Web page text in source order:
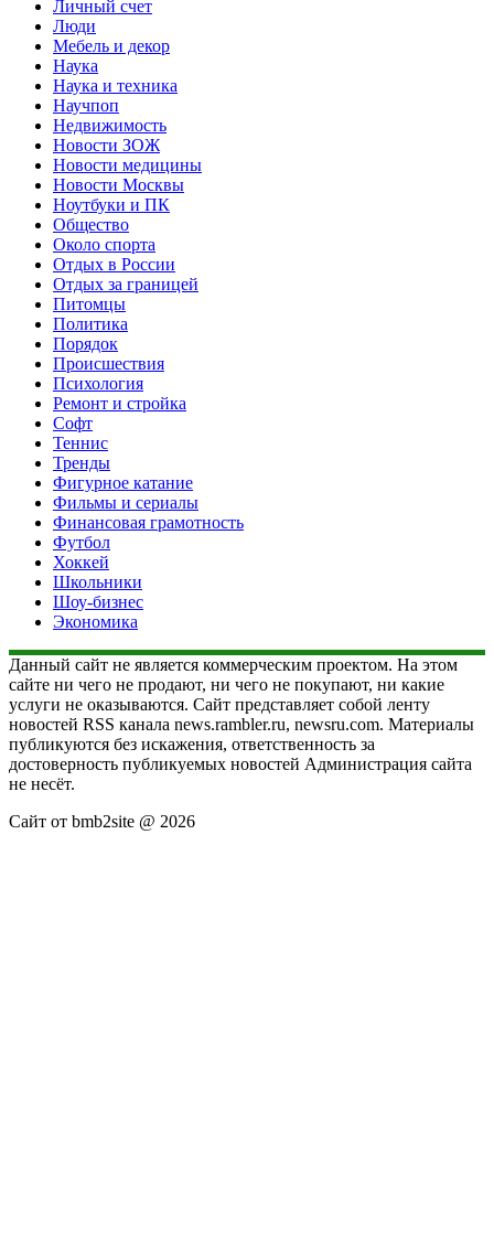
Личный счет
Люди
Мебель и декор
Наука
Наука и техника
Научпоп
Недвижимость
Новости ЗОЖ
Новости медицины
Новости Москвы
Ноутбуки и ПК
Общество
Около спорта
Отдых в России
Отдых за границей
Питомцы
Политика
Порядок
Происшествия
Психология
Ремонт и стройка
Софт
Теннис
Тренды
Фигурное катание
Фильмы и сериалы
Финансовая грамотность
Футбол
Хоккей
Школьники
Шоу-бизнес
Экономика
Данный сайт не является коммерческим проектом. На этом
сайте ни чего не продают, ни чего не покупают, ни какие
услуги не оказываются. Сайт представляет собой ленту
новостей RSS канала news.rambler.ru, newsru.com. Материалы
публикуются без искажения, ответственность за
достоверность публикуемых новостей Администрация сайта
не несёт.
Сайт от bmb2site @ 2026